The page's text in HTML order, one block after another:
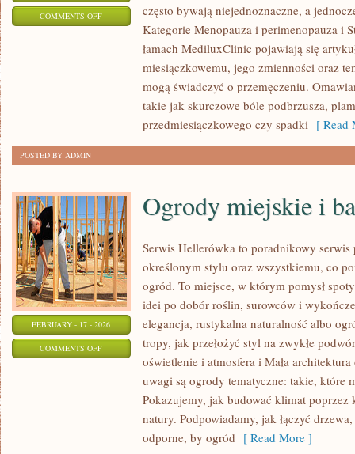
COMMENTS OFFON
często bywają niejednoznaczne, a
Kategorie Menopauza i perimenopauza i
łamach MediluxClinic pojawiają się
miesiączkowemu, jego zmienności oraz
mogą świadczyć o przemęczeniu.
takie jak skurczowe bóle podbrzusza,
przedmiesiączkowego czy spadki [ Read
POSTED BY ADMIN
FEBRUARY - 17 - 2026
COMMENTS OFFON
Ogrody miejskie i
Serwis Hellerówka to poradnikowy
określonym stylu oraz wszystkiemu, co
ogród. To miejsce, w którym pomysł
idei po dobór roślin, surowców i
elegancja, rustykalna naturalność albo
tropy, jak przełożyć styl na zwykłe
oświetlenie i atmosfera i Mała
uwagi są ogrody tematyczne: takie, które
Pokazujemy, jak budować klimat poprzez
natury. Podpowiadamy, jak łączyć
odporne, by ogród [ Read More ]